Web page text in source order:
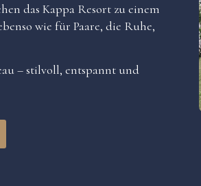
das Kappa Resort zu einem
wie für Paare, die Ruhe,
– stilvoll, entspannt und